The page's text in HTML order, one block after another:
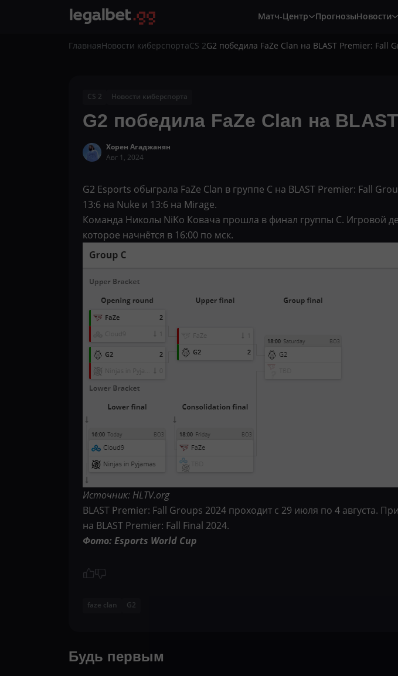
Матч-Центр ПрогнозыНовости
ГлавнаяНовости киберспортаCS 2G2 победила FaZe Clan на BLAST Premier: Fall
CS 2 Новости киберспорта
G2 победила FaZe Clan на
Хорен Агаджанян
Авг 1, 2024
G2 Esports обыграла FaZe Clan в группе С на BLAST Premier: Fall
13:6 на Nuke и 13:6 на Mirage.
Команда Николы NiKo Ковача прошла в финал группы С. Игровой
которое начнётся в 16:00 по мск.
Источник: HLTV.org
BLAST Premier: Fall Groups 2024 проходит с 29 июля по 4 августа.
на BLAST Premier: Fall Final 2024.
Фото: Esports World Cup
faze clan G2
Будь первым